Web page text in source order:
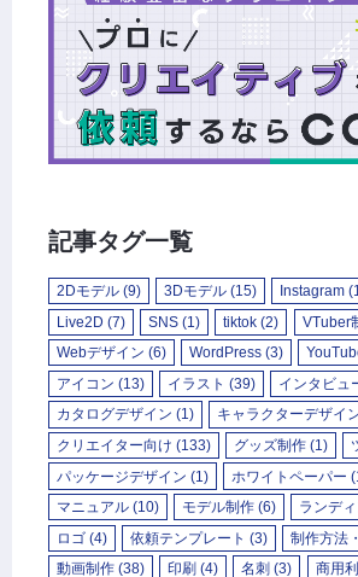
記事タグ一覧
2Dモデル (9) 3Dモデル (15) Instagram
Live2D (7) SNS (1) tiktok (2) VTuber
Webデザイン (6) WordPress (3)
アイコン (13) イラスト (39) インタビュ
カタログデザイン (1) キャラクターデザイ
クリエイター向け (133) グッズ制作 (1)
パッケージデザイン (1) ホワイトペーパー
マニュアル (10) モデル制作 (6) ランデ
ロゴ (4) 依頼テンプレート (3) 制作方法
動画制作 (38) 印刷 (4) 名刺 (3) 商用